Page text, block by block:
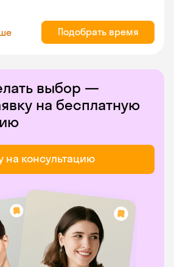
Подобрать время
выбор —
на бесплатную
на консультацию